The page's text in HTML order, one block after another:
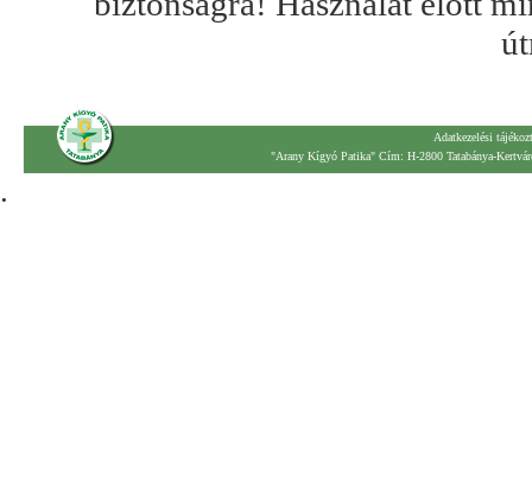
Adatkezelési
"Arany Kígyó Patika" Cím: H-2800 Tatabánya-
.